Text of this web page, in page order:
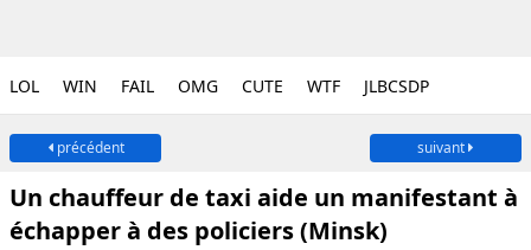
LOL WIN FAIL OMG CUTE WTF JLBCSDP
précédent suivant
Un chauffeur de taxi aide un manifestant à
échapper à des policiers (Minsk)